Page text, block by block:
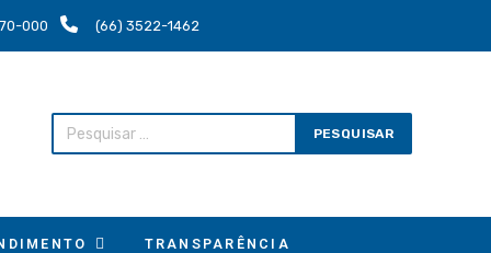
000 (66) 3522-1462
TRANSPARÊNCIA